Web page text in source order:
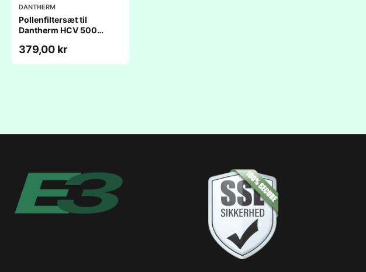
DANTHERM
Pollenfiltersæt til
Dantherm HCV 500
kompatibelt
379,00 kr